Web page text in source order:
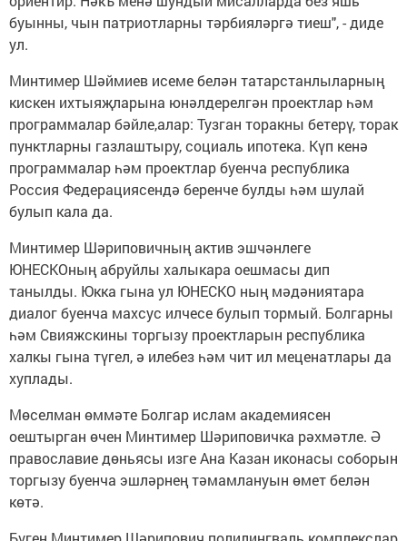
буынны, чын патриотларны тәрбияләргә тиеш", - диде
ул.
Минтимер Шәймиев исеме белән татарстанлыларның
кискен ихтыяҗларына юнәлдерелгән проектлар һәм
программалар бәйле,алар: Тузган торакны бетерү, торак
пунктларны газлаштыру, социаль ипотека. Күп кенә
программалар һәм проектлар буенча республика
Россия Федерациясендә беренче булды һәм шулай
булып кала да.
Минтимер Шәриповичның актив эшчәнлеге
ЮНЕСКОның абруйлы халыкара оешмасы дип
танылды. Юкка гына ул ЮНЕСКО ның мәдәниятара
диалог буенча махсус илчесе булып тормый. Болгарны
һәм Свияжскины торгызу проектларын республика
халкы гына түгел, ә илебез һәм чит ил меценатлары да
хуплады.
Мөселман өммәте Болгар ислам академиясен
оештырган өчен Минтимер Шәриповичка рәхмәтле. Ә
православие дөньясы изге Ана Казан иконасы соборын
торгызу буенча эшләрнең тәмамлануын өмет белән
көтә.